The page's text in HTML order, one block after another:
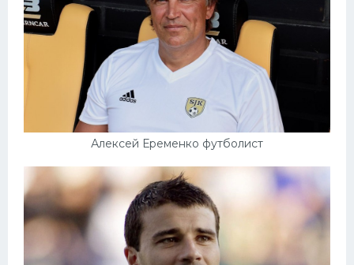
Алексей Еременко футболист
Конькобежный спорт
Тренажеры
Интерьер квартиры